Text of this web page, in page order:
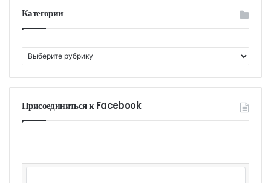
Категории
а
т
г
и
Присоединиться к Facebook